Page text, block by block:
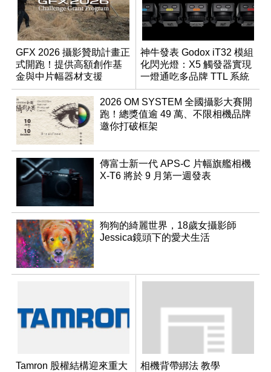
GFX 2026 攝影贊助計畫正
式開跑！提供高額創作基
金與中片幅器材支援
神牛發表 Godox iT32 模組
化閃光燈：X5 觸發器實現
一燈通吃多品牌 TTL 系統
2026 OM SYSTEM 全國攝影大賽開
跑！總獎值逾 49 萬、不限相機品牌
邀你打破框架
傳富士新一代 APS-C 片幅旗艦相機
X-T6 將於 9 月第一週發表
狗狗的綺麗世界，18歲女攝影師
Jessica鏡頭下的愛犬生活
Tamron 股權結構迎來重大
相機背帶綁法 教學